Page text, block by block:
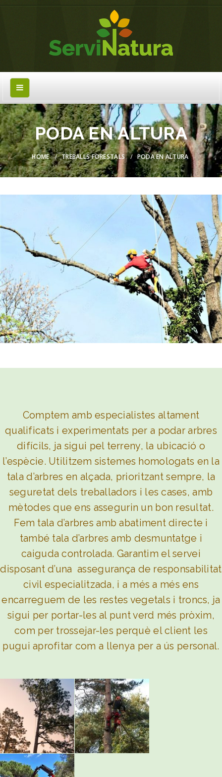
PODA EN ALTURA
HOME TREBALLS FORESTALS PODA EN ALTURA
Comptem amb especialistes altament
qualificats i experimentats per a podar arbres
difícils, ja sigui pel terreny, la ubicació o
l’espècie. Utilitzem sistemes homologats en la
tala d’arbres en alçada, prioritzant sempre, la
seguretat dels treballadors i les cases, amb
mètodes que ens assegurin un bon resultat.
Fem tala d’arbres amb abatiment directe i
també tala d’arbres amb desmuntatge i
caiguda controlada. Garantim el servei
disposant d’una assegurança de responsabilitat
civil especialitzada, i a més a més ens
encarreguem de les restes vegetals i troncs, ja
sigui per portar-les al punt verd més pròxim,
com per trossejar-les perquè el client les
pugui aprofitar com a llenya per a ús personal.